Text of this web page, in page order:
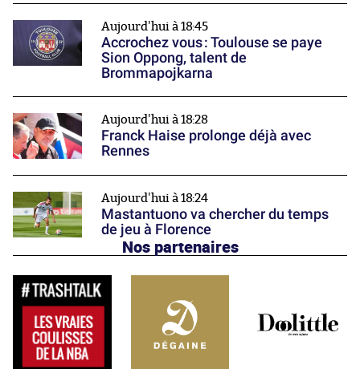
Aujourd'hui à 18:45
Accrochez vous : Toulouse se paye
Sion Oppong, talent de
Brommapojkarna
Aujourd'hui à 18:28
Franck Haise prolonge déjà avec
Rennes
Aujourd'hui à 18:24
Mastantuono va chercher du temps
de jeu à Florence
Nos partenaires